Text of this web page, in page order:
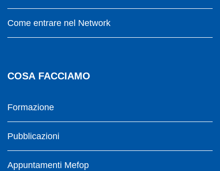
Come entrare nel Network
COSA FACCIAMO
Formazione
Pubblicazioni
Appuntamenti Mefop